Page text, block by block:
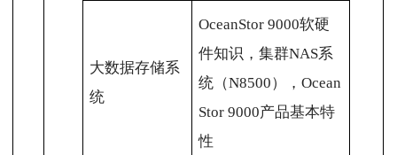
大数据存储系
统
OceanStor 9000软硬
件知识，集群NAS系
统（N8500），Ocean
Stor 9000产品基本特
性